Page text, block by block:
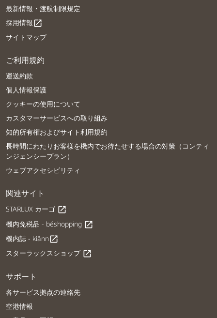
最新情報・渡航制限規定
採用情報open_in_new
サイトマップ
ご利用規約
運送約款
個人情報保護
クッキーの使用について
カスタマーサービスへの取り組み
知的所有権およびサイト利用規約
長時間にわたりお客様を機内でお待たせする場合の対策（コンティ
ンジェンシープラン）
ウェブアクセシビリティ
関連サイト
STARLUX カーゴ open_in_new
機内免税品 - béshopping open_in_new
機内誌 - kiânnopen_in_new
スターラックスショップ open_in_new
サポート
各サービス拠点の連絡先
空港情報